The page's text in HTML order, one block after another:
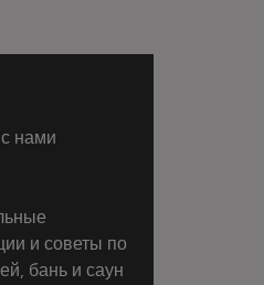
нами
и советы по
бань и саун